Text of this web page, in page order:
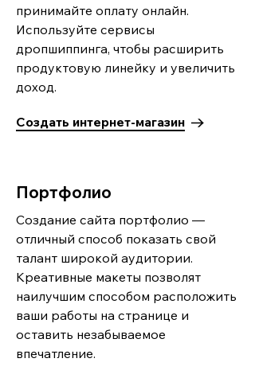
принимайте оплату онлайн.
Используйте сервисы
дропшиппинга, чтобы расширить
продуктовую линейку и увеличить
доход.
Создать интернет-магазин
Портфолио
Создание сайта портфолио —
отличный способ показать свой
талант широкой аудитории.
Креативные макеты позволят
наилучшим способом расположить
ваши работы на странице и
оставить незабываемое
впечатление.